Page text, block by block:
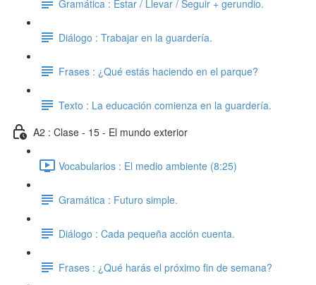
Gramática : Estar / Llevar / Seguir + gerundio.
Diálogo : Trabajar en la guardería.
Frases : ¿Qué estás haciendo en el parque?
Texto : La educación comienza en la guardería.
A2 : Clase - 15 - El mundo exterior
Vocabularios : El medio ambiente (8:25)
Gramática : Futuro simple.
Diálogo : Cada pequeña acción cuenta.
Frases : ¿Qué harás el próximo fin de semana?